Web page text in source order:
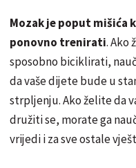
Mozak je poput mišića
ponovno trenirati. Ako
sposobno biciklirati,
da vaše dijete bude u
strpljenju. Ako želite da
družiti se, morate ga
vrijedi i za sve ostale